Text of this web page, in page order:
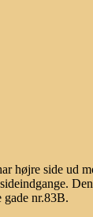
højre side ud
Den
gade nr.83B.